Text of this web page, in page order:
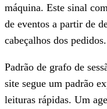
máquina. Este sinal
de eventos a partir de
cabeçalhos dos pedidos.
Padrão de grafo de
site segue um padrão
leituras rápidas. Um